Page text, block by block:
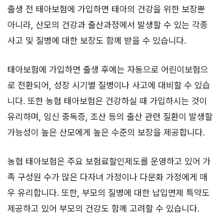
출생 전 태아보험에 가입하면 태아의 건강을 위한 보장뿐
아니라, 산모의 건강과 출산과정에서 발생할 수 있는 각종
사고 및 질병에 대한 보장도 함께 받을 수 있습니다.
태아보험에 가입하면 출생 후에는 자동으로 어린이보험으
로 전환되어, 성장 시기별 질병이나 사고에 대비할 수 있습
니다. 또한 농협 태아보험은 건강하실 때 가입하시는 것이
유리하며, 임신 중독증, 조산 등의 출산 관련 질환이 발생할
가능성이 높은 산모에게 높은 수준의 보장을 제공합니다.
농협 태아보험은 주요 보험료할인제도를 운영하고 있어 가
족 구성원 수가 많은 다자녀 가정이나 다문화 가정에게 매
우 유리합니다. 또한, 부모의 질병에 대한 납입면제 특약도
제공하고 있어 부모의 건강도 함께 고려할 수 있습니다.